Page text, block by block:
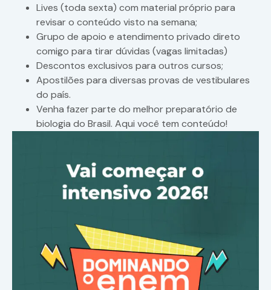
Lives (toda sexta) com material próprio para
revisar o conteúdo visto na semana;
Grupo de apoio e atendimento privado direto
comigo para tirar dúvidas (vagas limitadas)
Descontos exclusivos para outros cursos;
Apostilões para diversas provas de vestibulares
do país.
Venha fazer parte do melhor preparatório de
biologia do Brasil. Aqui você tem conteúdo!